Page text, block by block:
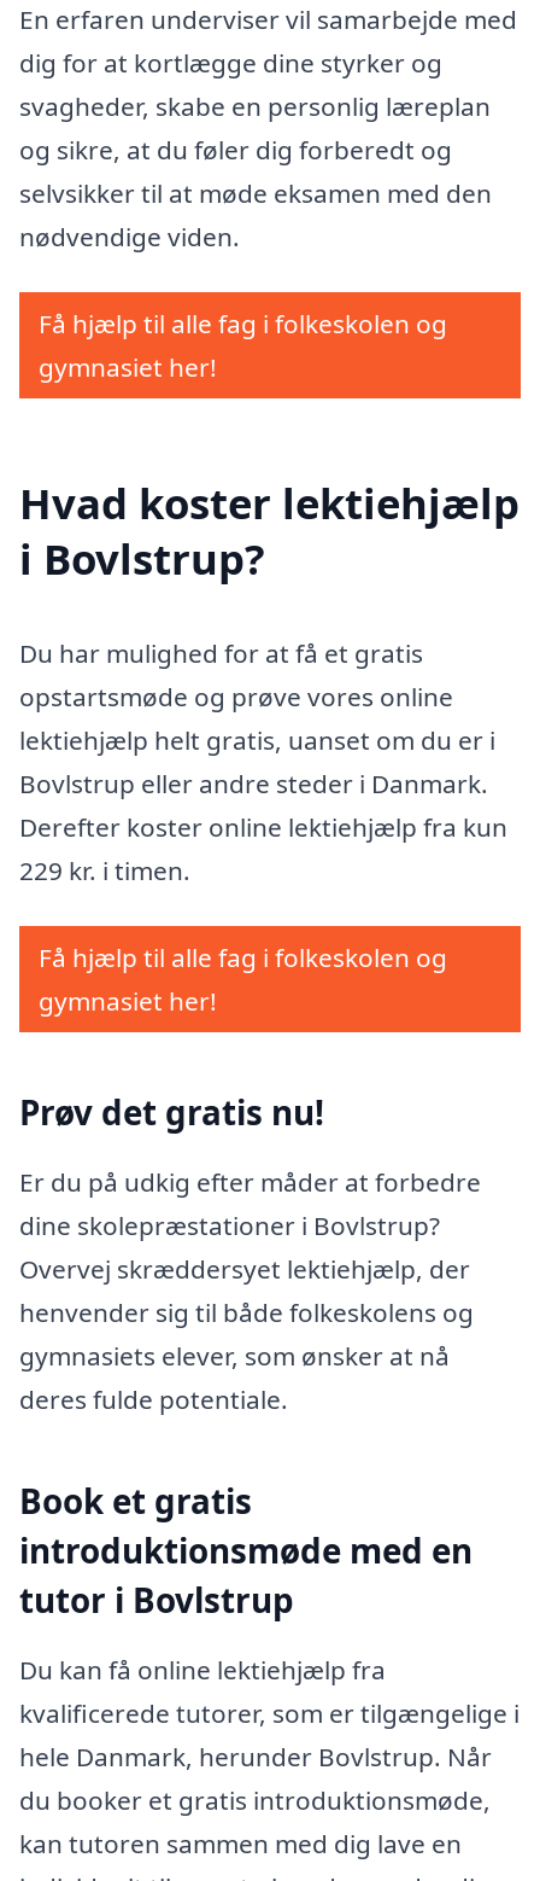
En erfaren underviser vil samarbejde med
dig for at kortlægge dine styrker og
svagheder, skabe en personlig læreplan
og sikre, at du føler dig forberedt og
selvsikker til at møde eksamen med den
nødvendige viden.
Få hjælp til alle fag i folkeskolen og
gymnasiet her!
Hvad koster lektiehjælp
i Bovlstrup?
Du har mulighed for at få et gratis
opstartsmøde og prøve vores online
lektiehjælp helt gratis, uanset om du er i
Bovlstrup eller andre steder i Danmark.
Derefter koster online lektiehjælp fra kun
229 kr. i timen.
Få hjælp til alle fag i folkeskolen og
gymnasiet her!
Prøv det gratis nu!
Er du på udkig efter måder at forbedre
dine skolepræstationer i Bovlstrup?
Overvej skræddersyet lektiehjælp, der
henvender sig til både folkeskolens og
gymnasiets elever, som ønsker at nå
deres fulde potentiale.
Book et gratis
introduktionsmøde med en
tutor i Bovlstrup
Du kan få online lektiehjælp fra
kvalificerede tutorer, som er tilgængelige i
hele Danmark, herunder Bovlstrup. Når
du booker et gratis introduktionsmøde,
kan tutoren sammen med dig lave en